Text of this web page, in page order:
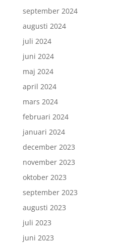
september 2024
augusti 2024
juli 2024
juni 2024
maj 2024
april 2024
mars 2024
februari 2024
januari 2024
december 2023
november 2023
oktober 2023
september 2023
augusti 2023
juli 2023
juni 2023